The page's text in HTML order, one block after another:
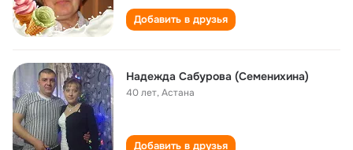
Добавить в друзья
Надежда Сабурова (Семенихина)
40 лет,Астана
Добавить в друзья